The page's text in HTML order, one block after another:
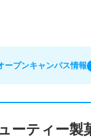
ープンキャンパス情報
ーティー製